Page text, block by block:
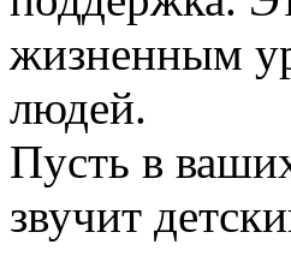
жизненным
людей.
Пусть в
звучит